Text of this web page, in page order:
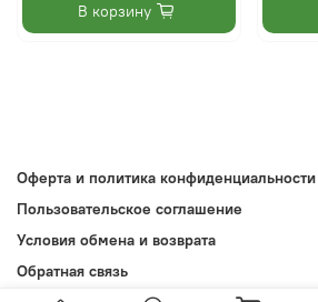
В корзину
Оферта и политика конфиденциальности
Пользовательское соглашение
Условия обмена и возврата
Обратная связь